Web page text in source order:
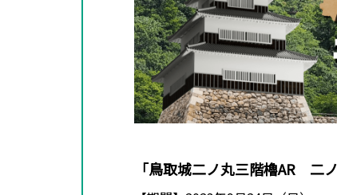
「鳥取城二ノ丸三階櫓AR 二